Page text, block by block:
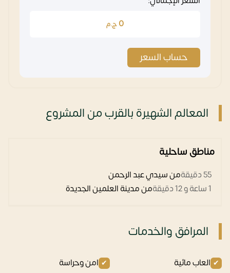
0 ج.م
حساب السعر
المعالم الشهيرة بالقرب من المشروع
مناطق ساحلية
55 دقيقة
من سيدي عبد الرحمن
1 ساعة و 12 دقيقة
من مدينة العلمين الجديدة
المرافق والخدمات
العاب مائية
امن وحراسة